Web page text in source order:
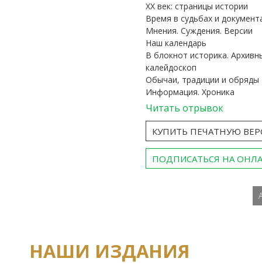
ХХ век: страницы истории
Время в судьбах и
Мнения. Суждения. Версии
Наш календарь
В блокнот историка.
калейдоскоп
Обычаи, традиции и обряды
Информация. Хроника
Читать отрывок
КУПИТЬ ПЕЧАТНУЮ
ПОДПИСАТЬСЯ НА
НАШИ ИЗДАНИЯ